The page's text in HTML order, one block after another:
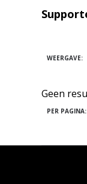
WEERGAVE:
Geen
PER PAGINA: